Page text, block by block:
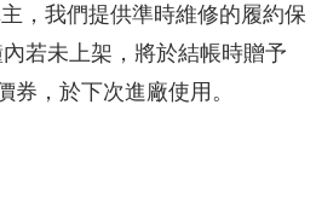
，我們提供準時維修的履約保
若未上架，將於結帳時贈予
券，於下次進廠使用。